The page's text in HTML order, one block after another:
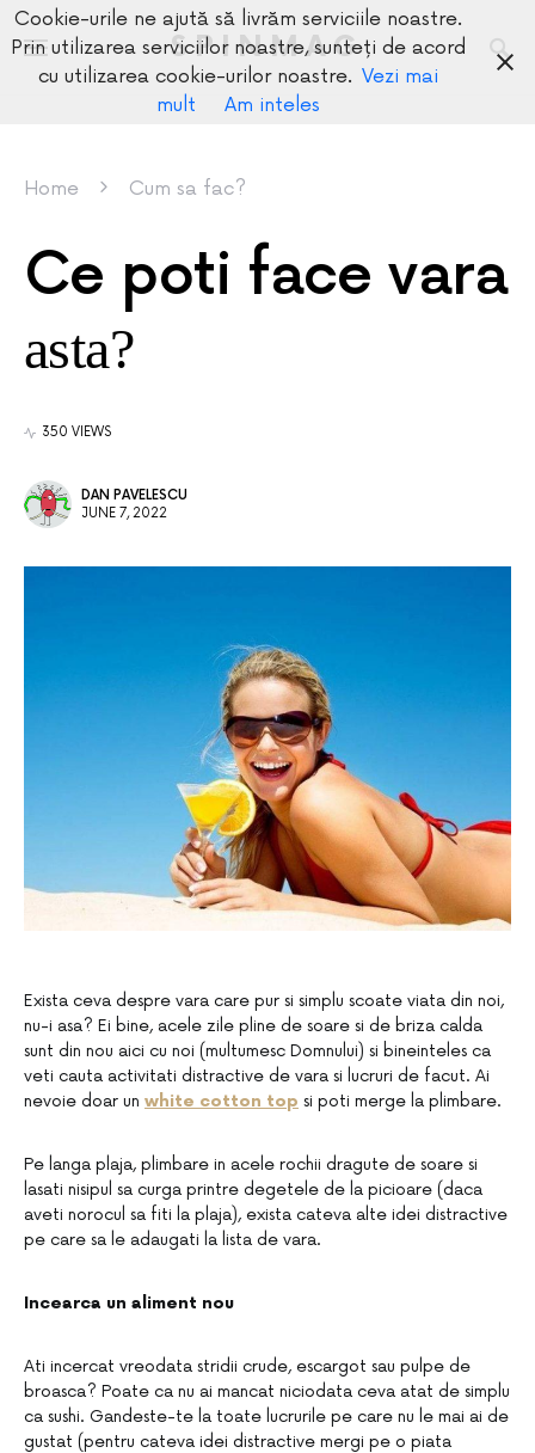
SPINMAG
Home Cum sa fac?
Ce poti face vara
asta?
350 VIEWS
DAN PAVELESCU
JUNE 7, 2022
Exista ceva despre vara care pur si simplu scoate viata din noi,
nu-i asa? Ei bine, acele zile pline de soare si de briza calda
sunt din nou aici cu noi (multumesc Domnului) si bineinteles ca
veti cauta activitati distractive de vara si lucruri de facut. Ai
nevoie doar un white cotton top si poti merge la plimbare.
Pe langa plaja, plimbare in acele rochii dragute de soare si
lasati nisipul sa curga printre degetele de la picioare (daca
aveti norocul sa fiti la plaja), exista cateva alte idei distractive
pe care sa le adaugati la lista de vara.
Incearca un aliment nou
Ati incercat vreodata stridii crude, escargot sau pulpe de
broasca? Poate ca nu ai mancat niciodata ceva atat de simplu
ca sushi. Gandeste-te la toate lucrurile pe care nu le mai ai de
gustat (pentru cateva idei distractive mergi pe o piata
Cookie-urile ne ajută să livrăm serviciile noastre.
Prin utilizarea serviciilor noastre, sunteți de acord
cu utilizarea cookie-urilor noastre. Vezi mai
mult
Am inteles